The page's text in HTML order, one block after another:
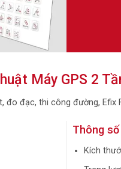
Máy GPS 2
đo đạc, thi công đường, Efix
Thông
Kích